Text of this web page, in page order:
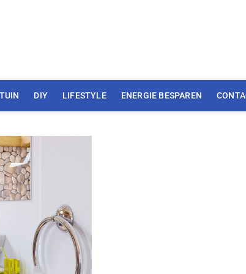
TUIN DIY LIFESTYLE ENERGIE BESPAREN